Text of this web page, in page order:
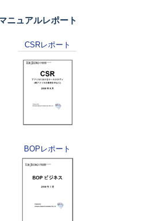
ニュアルレポート
CSRレポート
BOP レポート